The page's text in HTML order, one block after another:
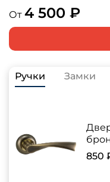
От 4 500 ₽
Ручки Замки
850